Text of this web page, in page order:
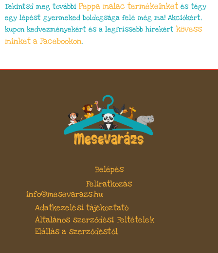
Tekintsd meg további Peppa malac termékeinket és tégy
egy lépést gyermeked boldogsága felé még ma! Akciókért,
kupon kedvezményekért és a legfrissebb hírekért kövess
minket a Facebookon.
Belépés
Feliratkozás
info@mesevarazs.hu
Adatkezelési tájékoztató
Általános szerződési Feltételek
Elállás a szerződéstől